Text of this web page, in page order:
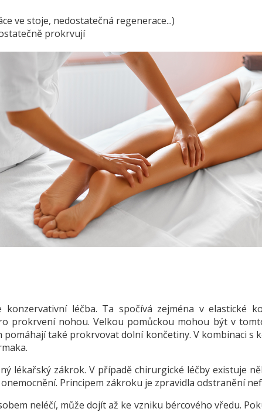
ve stoje, nedostatečná regenerace...)
prokrvují
léčba. Ta spočívá zejména v elastické
prokrvení nohou. Velkou pomůckou mohou být v
také prokrvovat dolní končetiny. V kombinaci s
lékařský zákrok. V případě chirurgické léčby existuje
Principem zákroku je zpravidla odstranění
neléčí, může dojít až ke vzniku bércového vředu.